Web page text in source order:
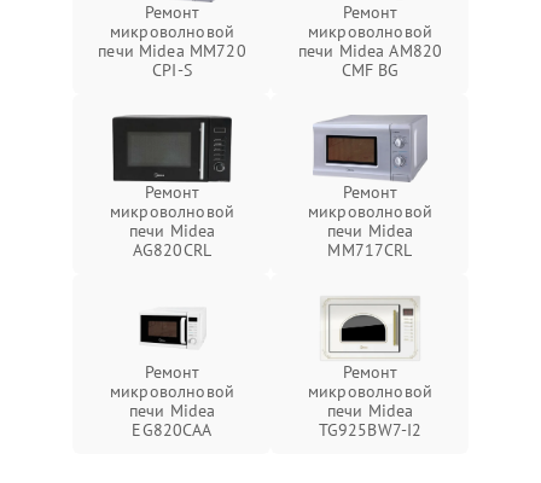
Ремонт
микроволновой
печи Midea MM720
CPI-S
Ремонт
микроволновой
печи Midea AM820
CMF BG
Ремонт
микроволновой
печи Midea
AG820CRL
Ремонт
микроволновой
печи Midea
MM717CRL
Ремонт
микроволновой
печи Midea
EG820CAA
Ремонт
микроволновой
печи Midea
TG925BW7-I2